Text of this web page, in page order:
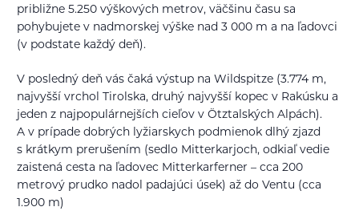
približne 5.250 výškových metrov, väčšinu času sa
pohybujete v nadmorskej výške nad 3 000 m a na ľadovci
(v podstate každý deň).
V posledný deň vás čaká výstup na Wildspitze (3.774 m,
najvyšší vrchol Tirolska, druhý najvyšší kopec v Rakúsku a
jeden z najpopulárnejších cieľov v Ötztalských Alpách).
A v prípade dobrých lyžiarskych podmienok dlhý zjazd
s krátkym prerušením (sedlo Mitterkarjoch, odkiaľ vedie
zaistená cesta na ľadovec Mitterkarferner – cca 200
metrový prudko nadol padajúci úsek) až do Ventu (cca
1.900 m)